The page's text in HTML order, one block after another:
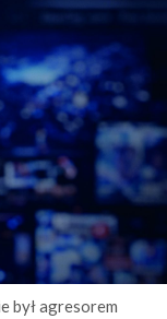
był agresorem